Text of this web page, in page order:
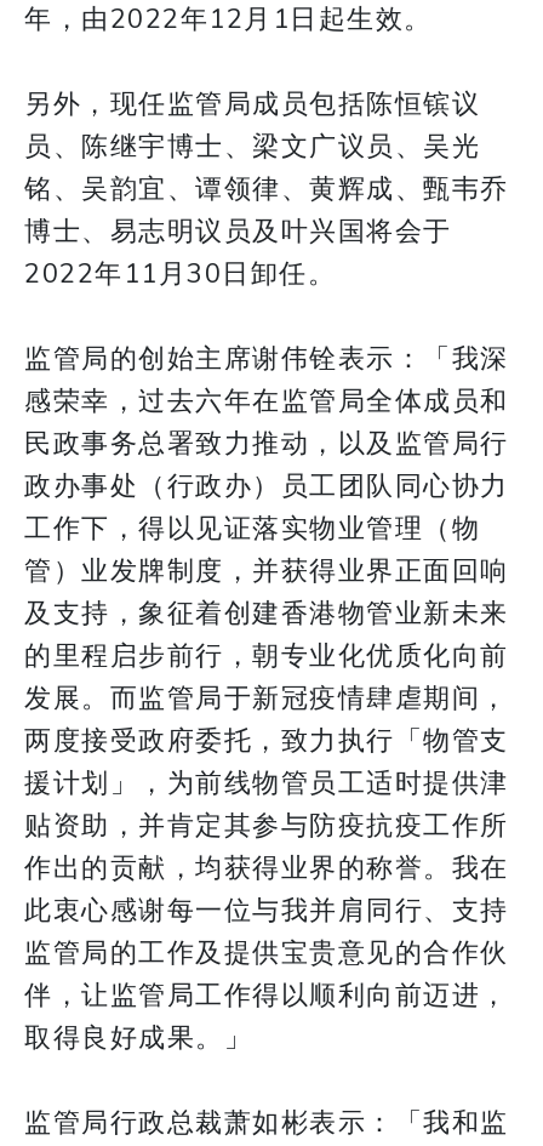
年，由2022年12月1日起生效。
另外，现任监管局成员包括陈恒镔议
员、陈继宇博士、梁文广议员、吴光
铭、吴韵宜、谭领律、黄辉成、甄韦乔
博士、易志明议员及叶兴国将会于
2022年11月30日卸任。
监管局的创始主席谢伟铨表示：「我深
感荣幸，过去六年在监管局全体成员和
民政事务总署致力推动，以及监管局行
政办事处（行政办）员工团队同心协力
工作下，得以见证落实物业管理（物
管）业发牌制度，并获得业界正面回响
及支持，象征着创建香港物管业新未来
的里程启步前行，朝专业化优质化向前
发展。而监管局于新冠疫情肆虐期间，
两度接受政府委托，致力执行「物管支
援计划」，为前线物管员工适时提供津
贴资助，并肯定其参与防疫抗疫工作所
作出的贡献，均获得业界的称誉。我在
此衷心感谢每一位与我并肩同行、支持
监管局的工作及提供宝贵意见的合作伙
伴，让监管局工作得以顺利向前迈进，
取得良好成果。」
监管局行政总裁萧如彬表示：「我和监